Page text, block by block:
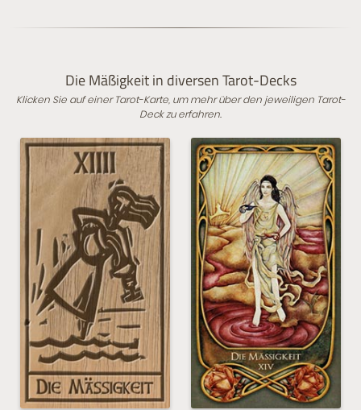
Die Mäßigkeit in diversen Tarot-Decks
Klicken Sie auf einer Tarot-Karte, um mehr über den jeweiligen Tarot-
Deck zu erfahren.